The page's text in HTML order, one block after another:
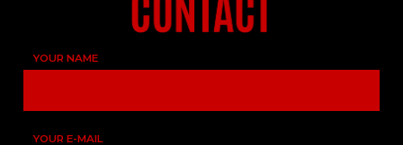
YOUR NAME
YOUR E-MAIL